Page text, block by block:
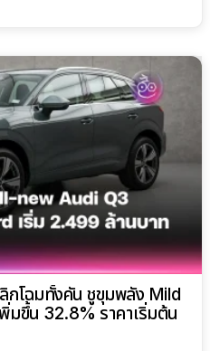
โฉมทั้งคัน ชูขุมพลัง Mild
มขึ้น 32.8% ราคาเริ่มต้น